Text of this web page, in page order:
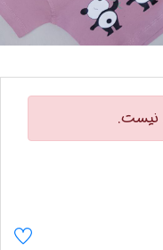
نیست.